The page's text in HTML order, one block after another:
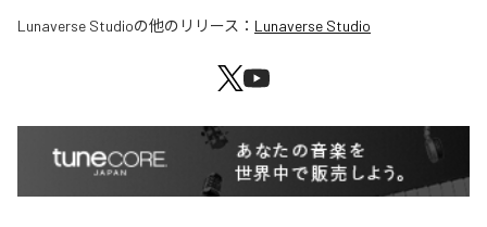
Lunaverse Studioの他のリリース： Lunaverse Studio